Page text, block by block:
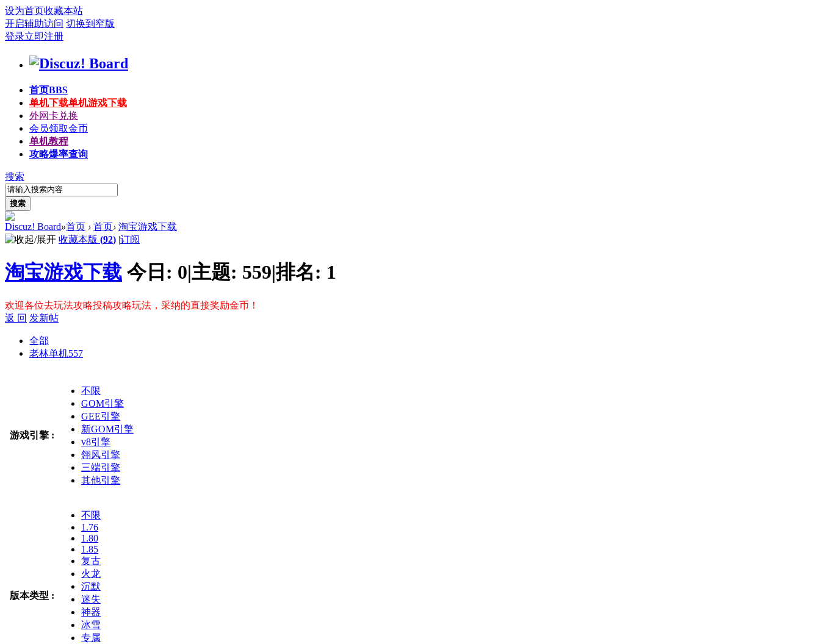
设为首页收藏本站
开启辅助访问 切换到窄版
登录立即注册
首页BBS
单机下载单机游戏下载
外网卡兑换
会员领取金币
单机教程
攻略爆率查询
搜索
搜索
Discuz! Board»首页 › 首页› 淘宝游戏下载
收藏本版 (92) |订阅
淘宝游戏下载 今日: 0|主题: 559|排名: 1
欢迎各位去玩法攻略投稿攻略玩法，采纳的直接奖励金币！
返 回 发新帖
全部
老林单机557
游戏引擎 :
不限
GOM引擎
GEE引擎
新GOM引擎
v8引擎
翎风引擎
三端引擎
其他引擎
版本类型 :
不限
1.76
1.80
1.85
复古
火龙
沉默
迷失
神器
冰雪
专属